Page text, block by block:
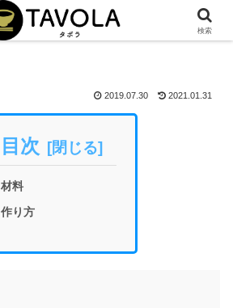
2019.07.30 2021.01.31
目次
材料
作り方
検索